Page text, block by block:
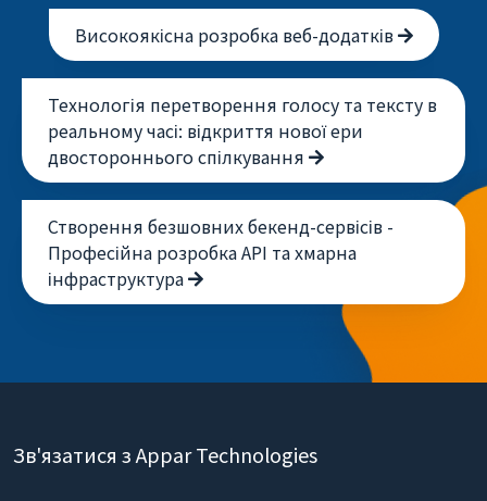
Високоякісна розробка веб-додатків
Технологія перетворення голосу та тексту в
реальному часі: відкриття нової ери
двостороннього спілкування
Створення безшовних бекенд-сервісів -
Професійна розробка API та хмарна
інфраструктура
Зв'язатися з Appar Technologies